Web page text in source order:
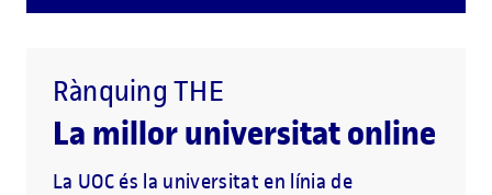
Rànquing THE
La millor universitat online
La UOC és la universitat en línia de